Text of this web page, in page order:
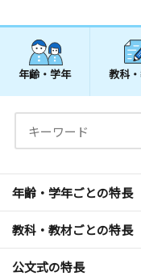
年齢・学年 教科
年齢・学年ごとの特長
教科・教材ごとの特長
公文式の特長